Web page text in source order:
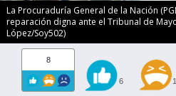
La Procuraduría General de la Nación
reparación digna ante el Tribunal de
López/Soy502)
8
6 1